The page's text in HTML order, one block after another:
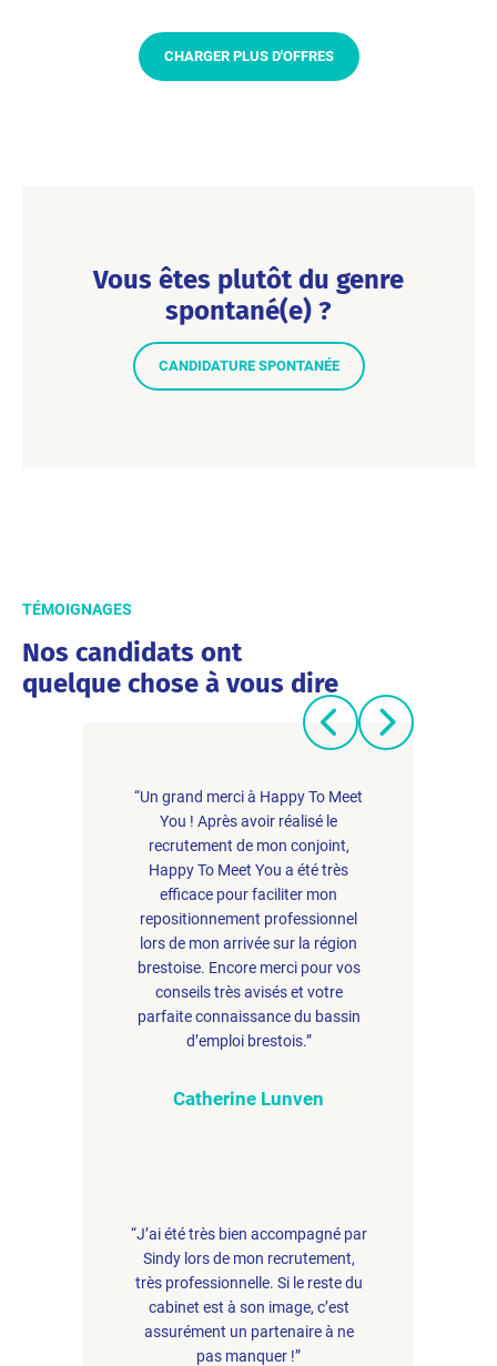
CHARGER PLUS D'OFFRES
Vous êtes plutôt du genre
spontané(e) ?
CANDIDATURE SPONTANÉE
TÉMOIGNAGES
Nos candidats ont
quelque chose à vous dire
“Un grand merci à Happy To Meet
You ! Après avoir réalisé le
recrutement de mon conjoint,
Happy To Meet You a été très
efficace pour faciliter mon
repositionnement professionnel
lors de mon arrivée sur la région
brestoise. Encore merci pour vos
conseils très avisés et votre
parfaite connaissance du bassin
d’emploi brestois.”
Catherine Lunven
“J’ai été très bien accompagné par
Sindy lors de mon recrutement,
très professionnelle. Si le reste du
cabinet est à son image, c’est
assurément un partenaire à ne
pas manquer !”